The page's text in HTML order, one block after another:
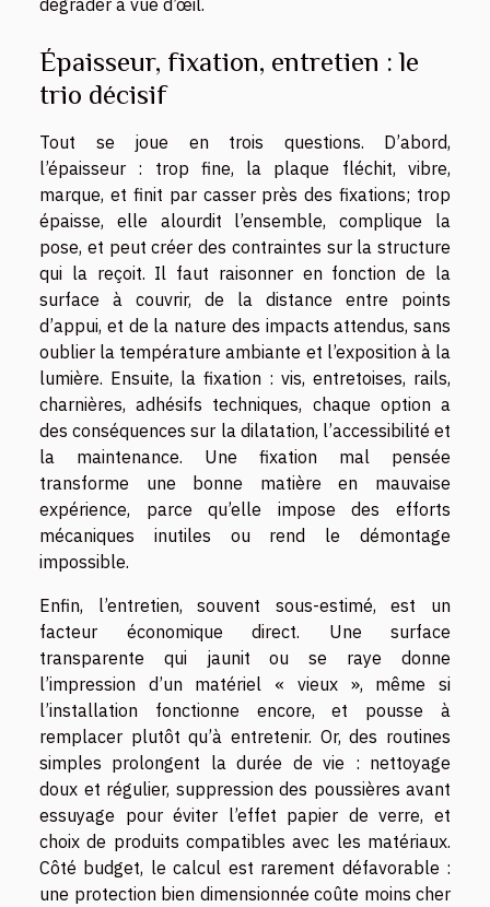
dégrader à vue d’œil.
Épaisseur, fixation, entretien : le
trio décisif
Tout se joue en trois questions. D’abord,
l’épaisseur : trop fine, la plaque fléchit, vibre,
marque, et finit par casser près des fixations; trop
épaisse, elle alourdit l’ensemble, complique la
pose, et peut créer des contraintes sur la structure
qui la reçoit. Il faut raisonner en fonction de la
surface à couvrir, de la distance entre points
d’appui, et de la nature des impacts attendus, sans
oublier la température ambiante et l’exposition à la
lumière. Ensuite, la fixation : vis, entretoises, rails,
charnières, adhésifs techniques, chaque option a
des conséquences sur la dilatation, l’accessibilité et
la maintenance. Une fixation mal pensée
transforme une bonne matière en mauvaise
expérience, parce qu’elle impose des efforts
mécaniques inutiles ou rend le démontage
impossible.
Enfin, l’entretien, souvent sous-estimé, est un
facteur économique direct. Une surface
transparente qui jaunit ou se raye donne
l’impression d’un matériel « vieux », même si
l’installation fonctionne encore, et pousse à
remplacer plutôt qu’à entretenir. Or, des routines
simples prolongent la durée de vie : nettoyage
doux et régulier, suppression des poussières avant
essuyage pour éviter l’effet papier de verre, et
choix de produits compatibles avec les matériaux.
Côté budget, le calcul est rarement défavorable :
une protection bien dimensionnée coûte moins cher